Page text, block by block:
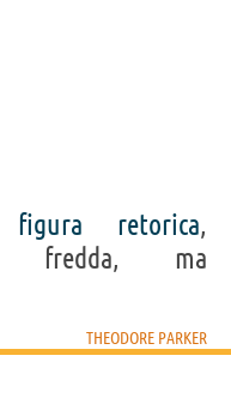
figura retorica,
fredda, ma
THEODORE PARKER